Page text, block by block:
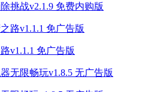
挑战v2.1.9 免费内购版
v1.1.1 免广告版